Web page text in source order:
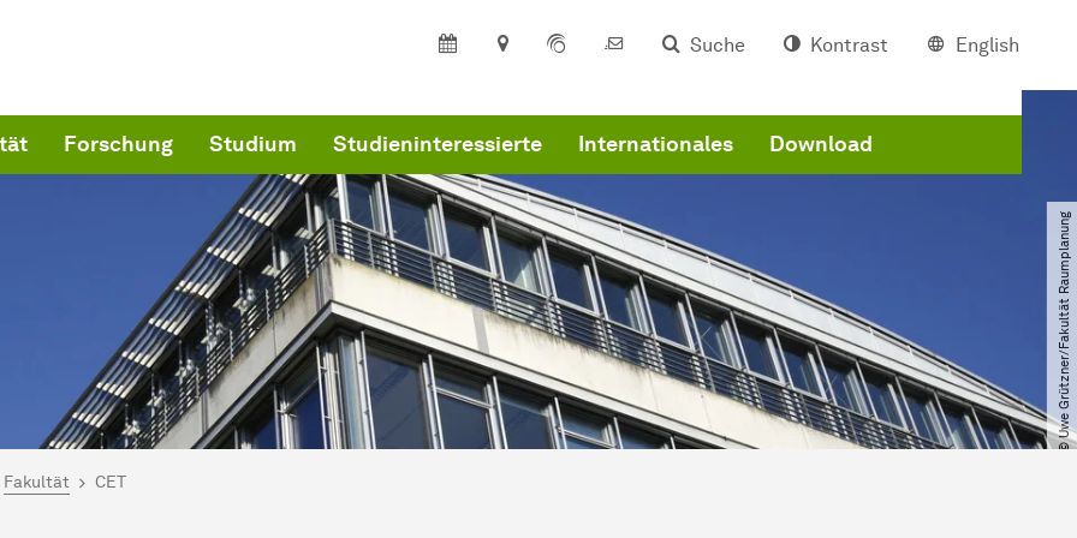
Suche Kontrast English
Forschung Studium Studieninteressierte Internationales Download
© Uwe Grützner​/​Fakultät Raumplanung
hier:
Fakultät CET